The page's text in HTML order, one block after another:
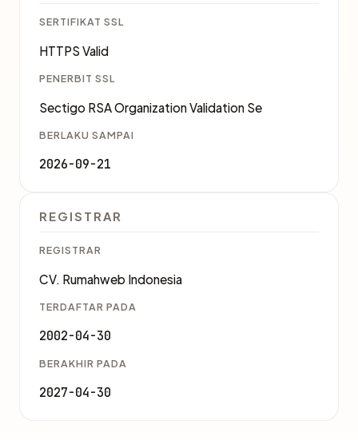
SERTIFIKAT SSL
HTTPS Valid
PENERBIT SSL
Sectigo RSA Organization Validation Se
BERLAKU SAMPAI
2026-09-21
REGISTRAR
REGISTRAR
CV. Rumahweb Indonesia
TERDAFTAR PADA
2002-04-30
BERAKHIR PADA
2027-04-30